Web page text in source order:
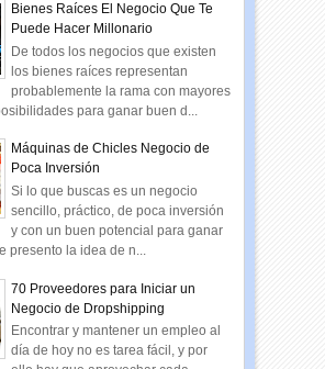
Bienes Raíces El Negocio Que Te
Puede Hacer Millonario
De todos los negocios que existen
los bienes raíces representan
probablemente la rama con mayores
para ganar buen d...
Máquinas de Chicles Negocio de
Poca Inversión
Si lo que buscas es un negocio
sencillo, práctico, de poca inversión
y con un buen potencial para ganar
presento la idea de n...
70 Proveedores para Iniciar un
Negocio de Dropshipping
Encontrar y mantener un empleo al
día de hoy no es tarea fácil, y por